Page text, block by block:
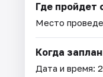
Где пройдет
Место
Когда
Дата и время: